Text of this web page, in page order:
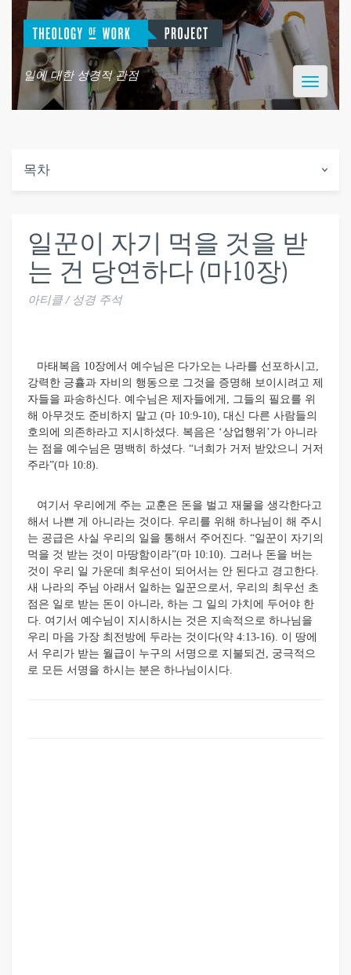
일에 대한 성경적 관점
Toggle
목차
일꾼이 자기 먹을 것을 받
는 건 당연하다 (마10장)
아티클 / 성경 주석
마태복음 10장에서 예수님은 다가오는 나라를 선포하시고,
강력한 긍휼과 자비의 행동으로 그것을 증명해 보이시려고 제
자들을 파송하신다. 예수님은 제자들에게, 그들의 필요를 위
해 아무것도 준비하지 말고 (마 10:9-10), 대신 다른 사람들의
호의에 의존하라고 지시하셨다. 복음은 ‘상업행위’가 아니라
는 점을 예수님은 명백히 하셨다. “너희가 거저 받았으니 거저
주라”(마 10:8).
여기서 우리에게 주는 교훈은 돈을 벌고 재물을 생각한다고
해서 나쁜 게 아니라는 것이다. 우리를 위해 하나님이 해 주시
는 공급은 사실 우리의 일을 통해서 주어진다. “일꾼이 자기의
먹을 것 받는 것이 마땅함이라”(마 10:10). 그러나 돈을 버는
것이 우리 일 가운데 최우선이 되어서는 안 된다고 경고한다.
새 나라의 주님 아래서 일하는 일꾼으로서, 우리의 최우선 초
점은 일로 받는 돈이 아니라, 하는 그 일의 가치에 두어야 한
다. 여기서 예수님이 지시하시는 것은 지속적으로 하나님을
우리 마음 가장 최전방에 두라는 것이다(약 4:13-16). 이 땅에
서 우리가 받는 월급이 누구의 서명으로 지불되건, 궁극적으
로 모든 서명을 하시는 분은 하나님이시다.